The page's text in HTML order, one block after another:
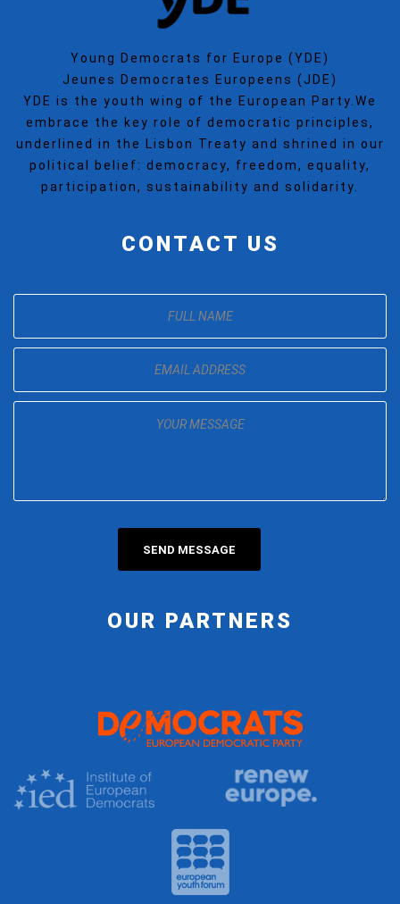
Young Democrats for Europe (YDE)
Jeunes Democrates Europeens (JDE)
YDE is the youth wing of the European Party.We
embrace the key role of democratic principles,
underlined in the Lisbon Treaty and shrined in our
political belief: democracy, freedom, equality,
participation, sustainability and solidarity.
CONTACT US
OUR PARTNERS